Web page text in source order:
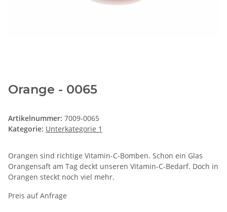
Orange - 0065
Artikelnummer: 7009-0065
Kategorie: Unterkategorie 1
Orangen sind richtige Vitamin-C-Bomben. Schon ein Glas
Orangensaft am Tag deckt unseren Vitamin-C-Bedarf. Doch in
Orangen steckt noch viel mehr.
Preis auf Anfrage